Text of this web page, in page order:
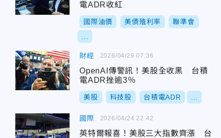
電ADR收紅
國際油價 美債殖利率 聯準會
財經
OpenAI傳警訊！美股全收黑 台積
電ADR挫逾3％
美股 科技股 台積電ADR
2026/04/29 07:36
國際
英特爾報喜！美股三大指數齊漲 台
2026/04/24 22:42